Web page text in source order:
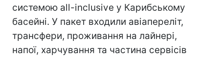
системою all-inclusive у Карибському
басейні. У пакет входили авіапереліт,
трансфери, проживання на лайнері,
напої, харчування та частина сервісів